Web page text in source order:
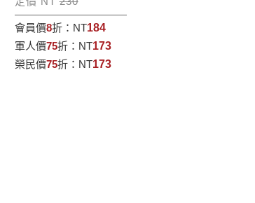
會員價8折： NT184
軍人價75折： NT173
榮民價75折： NT173